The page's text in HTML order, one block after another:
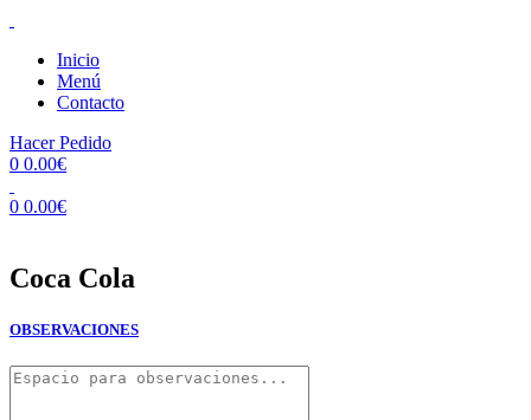
Inicio
Menú
Contacto
Hacer Pedido
0 0.00€
0 0.00€
Coca Cola
OBSERVACIONES